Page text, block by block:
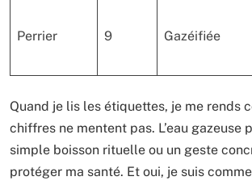
Perrier 9 Gazéifiée
Quand je lis les étiquettes, je me rends
chiffres ne mentent pas. L’eau gazeuse
simple boisson rituelle ou un geste
protéger ma santé. Et oui, je suis